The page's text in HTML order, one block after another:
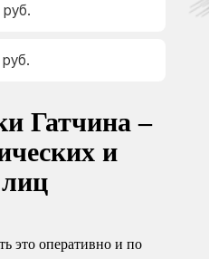
Гатчина –
и
это оперативно и по